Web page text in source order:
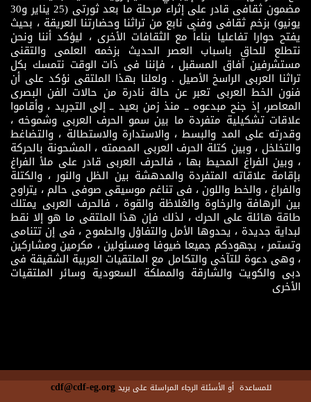
مضمون ثقافى قادر على إثراء مرحلة ما بعد ثورتى (25 يناير و30
يونيو) بزخم ثقافى وفنى نابع من تراثنا وحضارتنا العريقة ، بحيث
يفتح حوارا تفاعليا بناءاً مع الثقافات الأخرى ، ليؤكد أننا ونحن
نتطلع للحاق باسباب العصر الحديث بزخمه العلمى والتقنى
مستشرفين آفاق المسقبل ، فإننا فى ذات الوقت نتمسك بكل
تراثنا العربى الراسخ الأصيل . ولعلنا بهذا الملتقى نؤكد على أن
فنون الخط العربى تعبر عن حالة نادرة من حالات الفن البصرى
المعاصر، إذ جنح مبدعوه ــ منذ زمن بعيد ــ إلى التجريد ، وأقاموا
علاقات تشكيلية متفردة ما بين سمو الحرف العربى وشموخه ،
وقدرته على المد والبسط ، والاستدارة والاستطالة ، والتضاغط
والتخلخل ، وبين كتلة الحرف العربى المصمته ، المشحونة بالحركة
، وبين الفراغ المحيط بها ، فالحرف العربى قادر على ملأ الفراغ
بإقامة علاقاته المتفردة والمدهشة بين الظل والنور ، والكتلة
والفراغ ، والخط واللون ، فى تناغم موسيقى صوفى حالم ، يتراوح
بين الرهافة والرخاوة والغلاظة والقوة ، فالحرف العربى يمتلك
طاقة هائلة على الحرك ، لذلك فإن هذا الملتقى ما هو إلا نقط
لبداية جديدة ، يحدوها الأمل والتفاؤل والطموح ، فى إن تتنامى
وتستمر ، بجهودكم جميعا ضيوفا ومسئولين ، مكرمين ومشاركين
، وهى دعوة للتآخى والتكامل مع الملتقيات العربية الشقيقة فى
دبى والكويت والشارقة والمملكة السعودية وسائر الملتقيات
الأخرى
للمساعدة أو الأسئلة الرجاء المراسلة على بريدcdf@cdf-eg.org